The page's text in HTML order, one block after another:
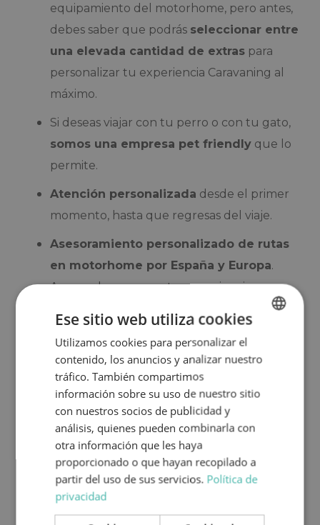
equipamiento del motorhome, pero antes,
debes saber que podrás seleccionar entre
una elevada cantidad de extras para
personalizar tu experiencia Caravaning al
máximo.
Si deseas viajar con tu perro o con tu gato,
somos una empresa pet friendly que lo
permite.
Atención personalizada desde el primer
momento, hasta que regresas del viaje.
Asesoramiento personalizado de rutas
en motorhome por España y Europa.
Aprovechamos nuestra experiencia
ayudar a planificar tu próxima ruta.
Podrás recorrer Europa sin límites:
permitimos que nuestro motorhome viaje
por cualquier país europeo.
Como nos gusta destacar por ser los más TOP,
todos nuestros clientes podrán elegir entre
motorhomes de alquiler en Málaga de 1 a 7
plazas, con espacio hasta para 7 pasajeros
De esta forma, no importa si compartes el viaje
SPANISH
ENGLISH
Ese sitio web utiliza cookies
Utilizamos cookies para personalizar el
contenido, los anuncios y analizar nuestro
tráfico. También compartimos
información sobre su uso de nuestro sitio
con nuestros socios de publicidad y
análisis, quienes pueden combinarla con
otra información que les haya
proporcionado o que hayan recopilado a
partir del uso de sus servicios. Política de
privacidad